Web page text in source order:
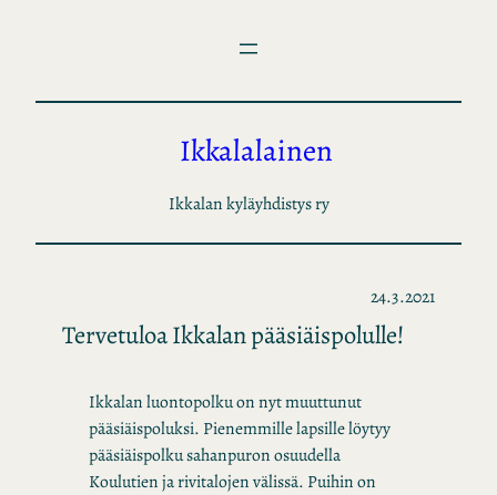
Ikkalalainen
Ikkalan kyläyhdistys ry
24.3.2021
Tervetuloa Ikkalan pääsiäispolulle!
Ikkalan luontopolku on nyt muuttunut
pääsiäispoluksi. Pienemmille lapsille löytyy
pääsiäispolku sahanpuron osuudella
Koulutien ja rivitalojen välissä. Puihin on